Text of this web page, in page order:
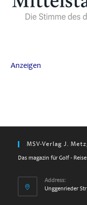
Anzeigen
MSV-Verlag J.
Das magazin für Golf -
Address:
Unggenrieder